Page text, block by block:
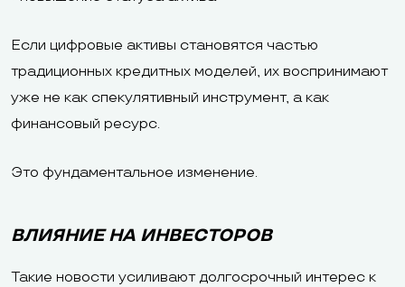
Если цифровые активы становятся частью
традиционных кредитных моделей, их воспринимают
уже не как спекулятивный инструмент, а как
финансовый ресурс.
Это фундаментальное изменение.
ВЛИЯНИЕ НА ИНВЕСТОРОВ
Такие новости усиливают долгосрочный интерес к